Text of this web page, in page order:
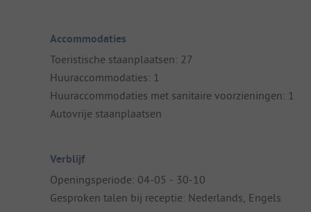
Accommodaties
Toeristische staanplaatsen: 27
Huuraccommodaties: 1
Huuraccommodaties met sanitaire voorzieningen: 1
Autovrije staanplaatsen
Verblijf
Openingsperiode: 04-05 - 30-10
Gesproken talen bij receptie: Nederlands, Engels